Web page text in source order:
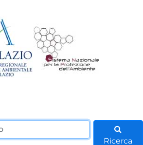
Ricerca